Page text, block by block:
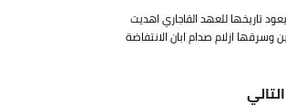
تاريخها للعهد القاجاري اهديت
وسرقها ازلام صدام ابان الانتفاضة
التالي